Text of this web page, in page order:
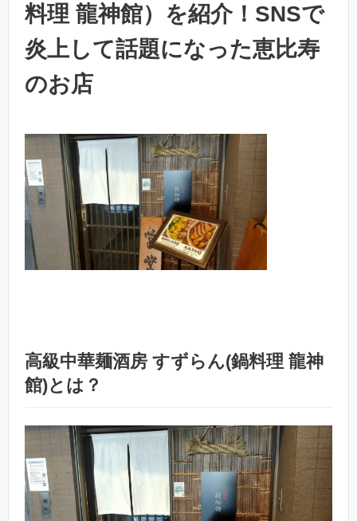
料理 龍神館）を紹介！SNSで
炎上して話題になった恵比寿
のお店
高級中華麺酒房 すずらん(鍋料理 龍神
館)とは？